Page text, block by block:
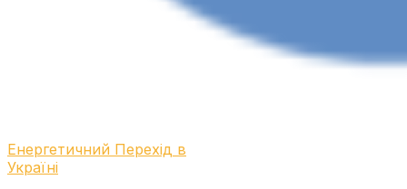
Енергетичний Перехід в
Україні